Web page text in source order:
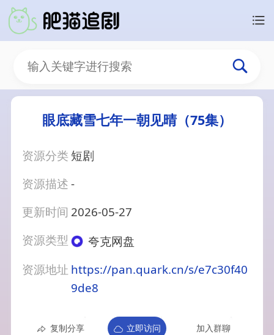
眼底藏雪七年一朝见晴（75集）
资源分类 短剧
资源描述-
更新时间 2026-05-27
资源类型
夸克网盘
资源地址 https://pan.quark.cn/s/e7c30f40
9de8
复制分享 立即访问 加入群聊